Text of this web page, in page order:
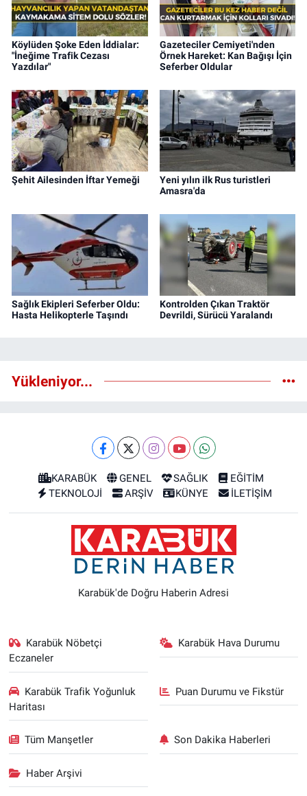
Köylüden Şoke Eden İddialar:
"İneğime Trafik Cezası
Yazdılar"
Gazeteciler Cemiyeti'nden
Örnek Hareket: Kan Bağışı İçin
Seferber Oldular
Şehit Ailesinden İftar Yemeği
Yeni yılın ilk Rus turistleri
Amasra'da
Sağlık Ekipleri Seferber Oldu:
Hasta Helikopterle Taşındı
Kontrolden Çıkan Traktör
Devrildi, Sürücü Yaralandı
Yükleniyor...
KARABÜK GENEL SAĞLIK
EĞİTİM
TEKNOLOJİ
ARŞİV KÜNYE İLETİŞİM
Karabük'de Doğru Haberin Adresi
Karabük Nöbetçi
Eczaneler
Karabük Hava Durumu
Karabük Trafik Yoğunluk
Haritası
Puan Durumu ve Fikstür
Tüm Manşetler Son Dakika Haberleri
Haber Arşivi